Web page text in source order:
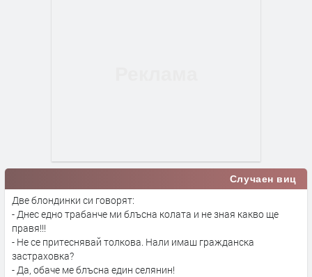
Случаен виц
Две блондинки си говорят:
- Днес едно трабанче ми блъсна колата и не зная какво ще
правя!!!
- Не се притеснявай толкова. Нали имаш гражданска
застраховка?
- Да, обаче ме блъсна един селянин!